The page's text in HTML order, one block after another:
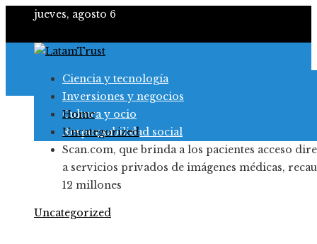
jueves, agosto 6
Ciencia y tecnología
Inversiones y negocios
Cultura y ocio
Responsabilidad social
Home
Uncategorized
Scan.com, que brinda a los pacientes acceso
a servicios privados de imágenes médicas,
12 millones
Uncategorized